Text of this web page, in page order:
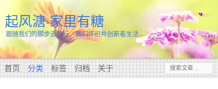
起风溏·家里有糖
跟随我们的脚步去旅行，我们怀旧并创新着生活…
首页 分类 标签 归档 关于